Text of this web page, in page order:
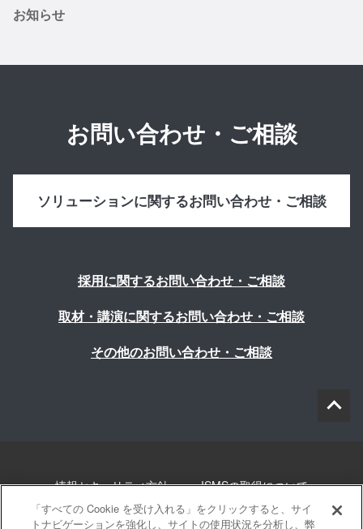
お知らせ
お問い合わせ・ご相談
ソリューションに関するお問い合わせ・ご相談
採用に関するお問い合わせ・ご相談
取材・講演に関するお問い合わせ・ご相談
その他のお問い合わせ・ご相談
情報セキュリティ方針 ISMSの取得について
個人情報について 勧誘方針 このサイトについて
「すべての Cookie を受け入れる」をクリックすると、サイ
トナビゲーションを強化し、サイトの使用状況を分析し、弊